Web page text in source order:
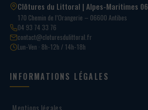
Clôtures du Littoral | Alpes-Maritimes 06
170 Chemin de l’Orangerie – 06600 Antibes
04 93 74 33 76
contact@cloturesdulittoral.fr
Lun-Ven · 8h-12h / 14h-18h
INFORMATIONS LÉGALES
Mentions légales